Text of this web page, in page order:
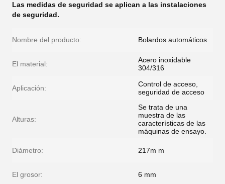
Las medidas de seguridad se aplican a las instalaciones
de seguridad.
Nombre del producto: Bolardos automáticos
El material:
Acero inoxidable
304/316
Aplicación:
Control de acceso,
seguridad de acceso
Alturas:
Se trata de una
muestra de las
características de las
máquinas de ensayo.
Diámetro: 217m m
El grosor: 6 mm